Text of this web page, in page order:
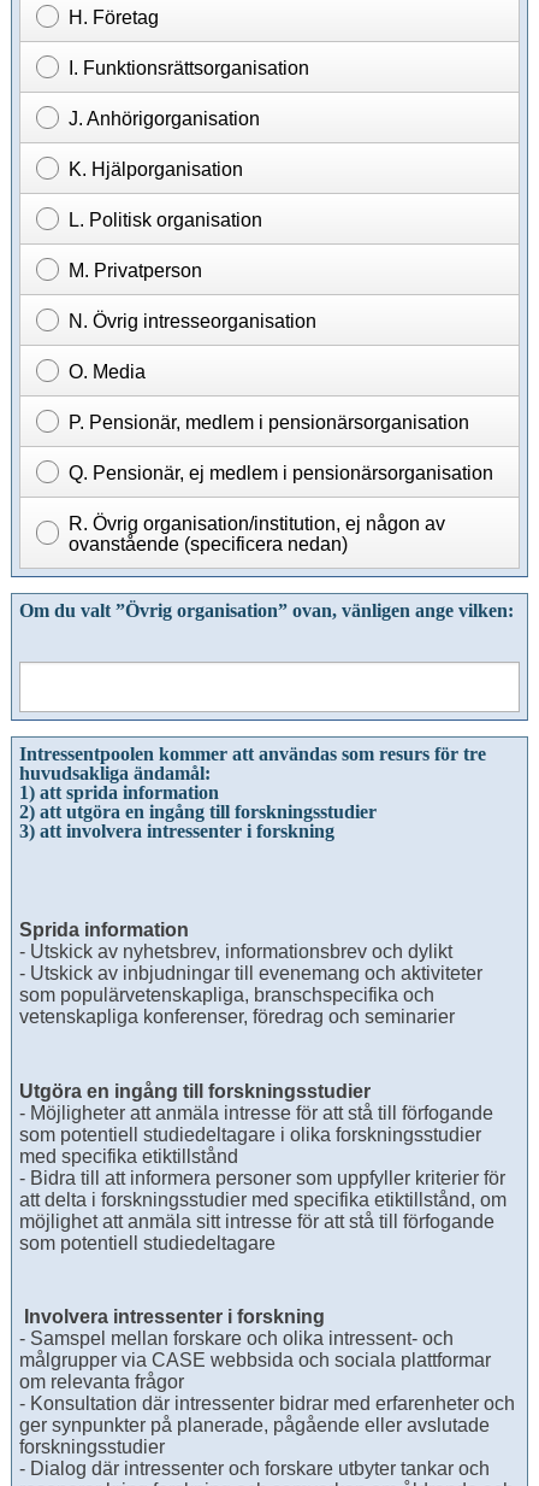
H. Företag
I. Funktionsrättsorganisation
J. Anhörigorganisation
K. Hjälporganisation
L. Politisk organisation
M. Privatperson
N. Övrig intresseorganisation
O. Media
P. Pensionär, medlem i pensionärsorganisation
Q. Pensionär, ej medlem i pensionärsorganisation
R. Övrig organisation/institution, ej någon av
ovanstående (specificera nedan)
Om du valt ”Övrig organisation” ovan, vänligen ange vilken:
Intressentpoolen kommer att användas som resurs för tre
huvudsakliga ändamål:
1) att sprida information
2) att utgöra en ingång till forskningsstudier
3) att involvera intressenter i forskning
Sprida information
- Utskick av nyhetsbrev, informationsbrev och dylikt
- Utskick av inbjudningar till evenemang och aktiviteter
som populärvetenskapliga, branschspecifika och
vetenskapliga konferenser, föredrag och seminarier
Utgöra en ingång till forskningsstudier
- Möjligheter att anmäla intresse för att stå till förfogande
som potentiell studiedeltagare i olika forskningsstudier
med specifika etiktillstånd
- Bidra till att informera personer som uppfyller kriterier för
att delta i forskningsstudier med specifika etiktillstånd, om
möjlighet att anmäla sitt intresse för att stå till förfogande
som potentiell studiedeltagare
Involvera intressenter i forskning
- Samspel mellan forskare och olika intressent- och
målgrupper via CASE webbsida och sociala plattformar
om relevanta frågor
- Konsultation där intressenter bidrar med erfarenheter och
ger synpunkter på planerade, pågående eller avslutade
forskningsstudier
- Dialog där intressenter och forskare utbyter tankar och